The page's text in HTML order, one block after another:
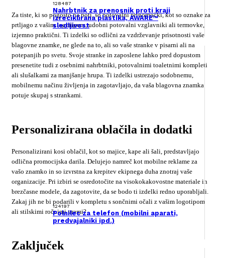
128487
Nahrbtnik za prenosnik proti kraji
izreciklirana plastika, AWARE™
sledljivost
124197
Polnilec za telefon (mobilni aparati,
predvajalniki ipd.)
Za tiste, ki so pogosto na poti, so potovalni pripomočki, kot so oznake za
prtljago z vašim logotipom, udobni potovalni vzglavniki ali termovke,
izjemno praktični. Ti izdelki so odlični za vzdrževanje prisotnosti vaše
blagovne znamke, ne glede na to, ali so vaše stranke v pisarni ali na
potepanjih po svetu. Svoje stranke in zaposlene lahko pred dopustom
presenetite tudi z osebnimi nahrbtniki, potovalnimi toaletnimi kompleti
ali slušalkami za manjšanje hrupa. Ti izdelki ustrezajo sodobnemu,
mobilnemu načinu življenja in zagotavljajo, da vaša blagovna znamka
potuje skupaj s strankami.
Personalizirana oblačila in dodatki
Personalizirani kosi oblačil, kot so majice, kape ali šali, predstavljajo
odlična promocijska darila. Delujejo namreč kot mobilne reklame za
vašo znamko in so izvrstna za krepitev ekipnega duha znotraj vaše
organizacije. Pri izbiri se osredotočite na visokokakovostne materiale in
brezčasne modele, da zagotovite, da se bodo ti izdelki redno uporabljali.
Zakaj jih ne bi podarili v kompletu s sončnimi očali z vašim logotipom
ali stilskimi ročnimi urami?
Zaključek